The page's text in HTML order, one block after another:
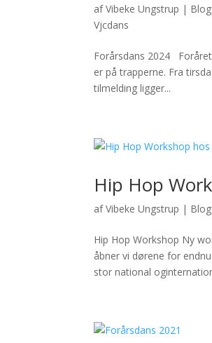
afVibeke Ungstrup |
Vjcdans
Forårsdans 2024
er på trapperne. Fra
tilmelding ligger...
Hip Hop
afVibeke Ungstrup |
Hip Hop Workshop Ny
åbner vi dørene for
stor national